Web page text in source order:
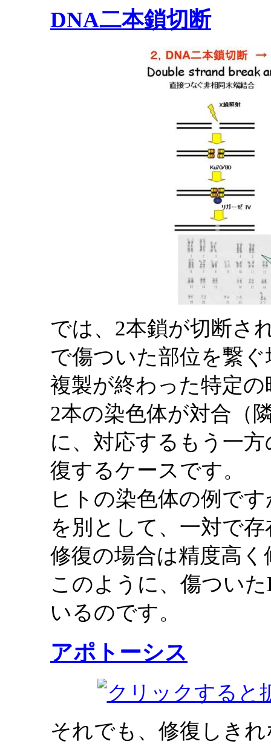
DNA二本鎖切断
では、2本鎖が切断さ
で傷ついた部位を繋
複製が終わった特定
2本の染色体が対合（
に、対応するもう一
復するケースです。
ヒトの染色体の例で
を別として、一対で
修復の場合は精度高
このように、傷つい
いるのです。
アポトーシス
それでも、修復しき